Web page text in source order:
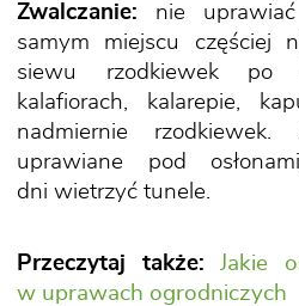
Zwalczanie: nie
samym miejscu częściej
siewu rzodkiewek po
kalafiorach, kalarepie,
nadmiernie
uprawiane pod
dni wietrzyć tunele.
Przeczytaj także:
Jakie
w uprawach ogrodniczych